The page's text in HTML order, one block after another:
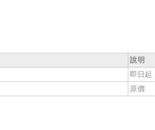
說明
即日起
原價